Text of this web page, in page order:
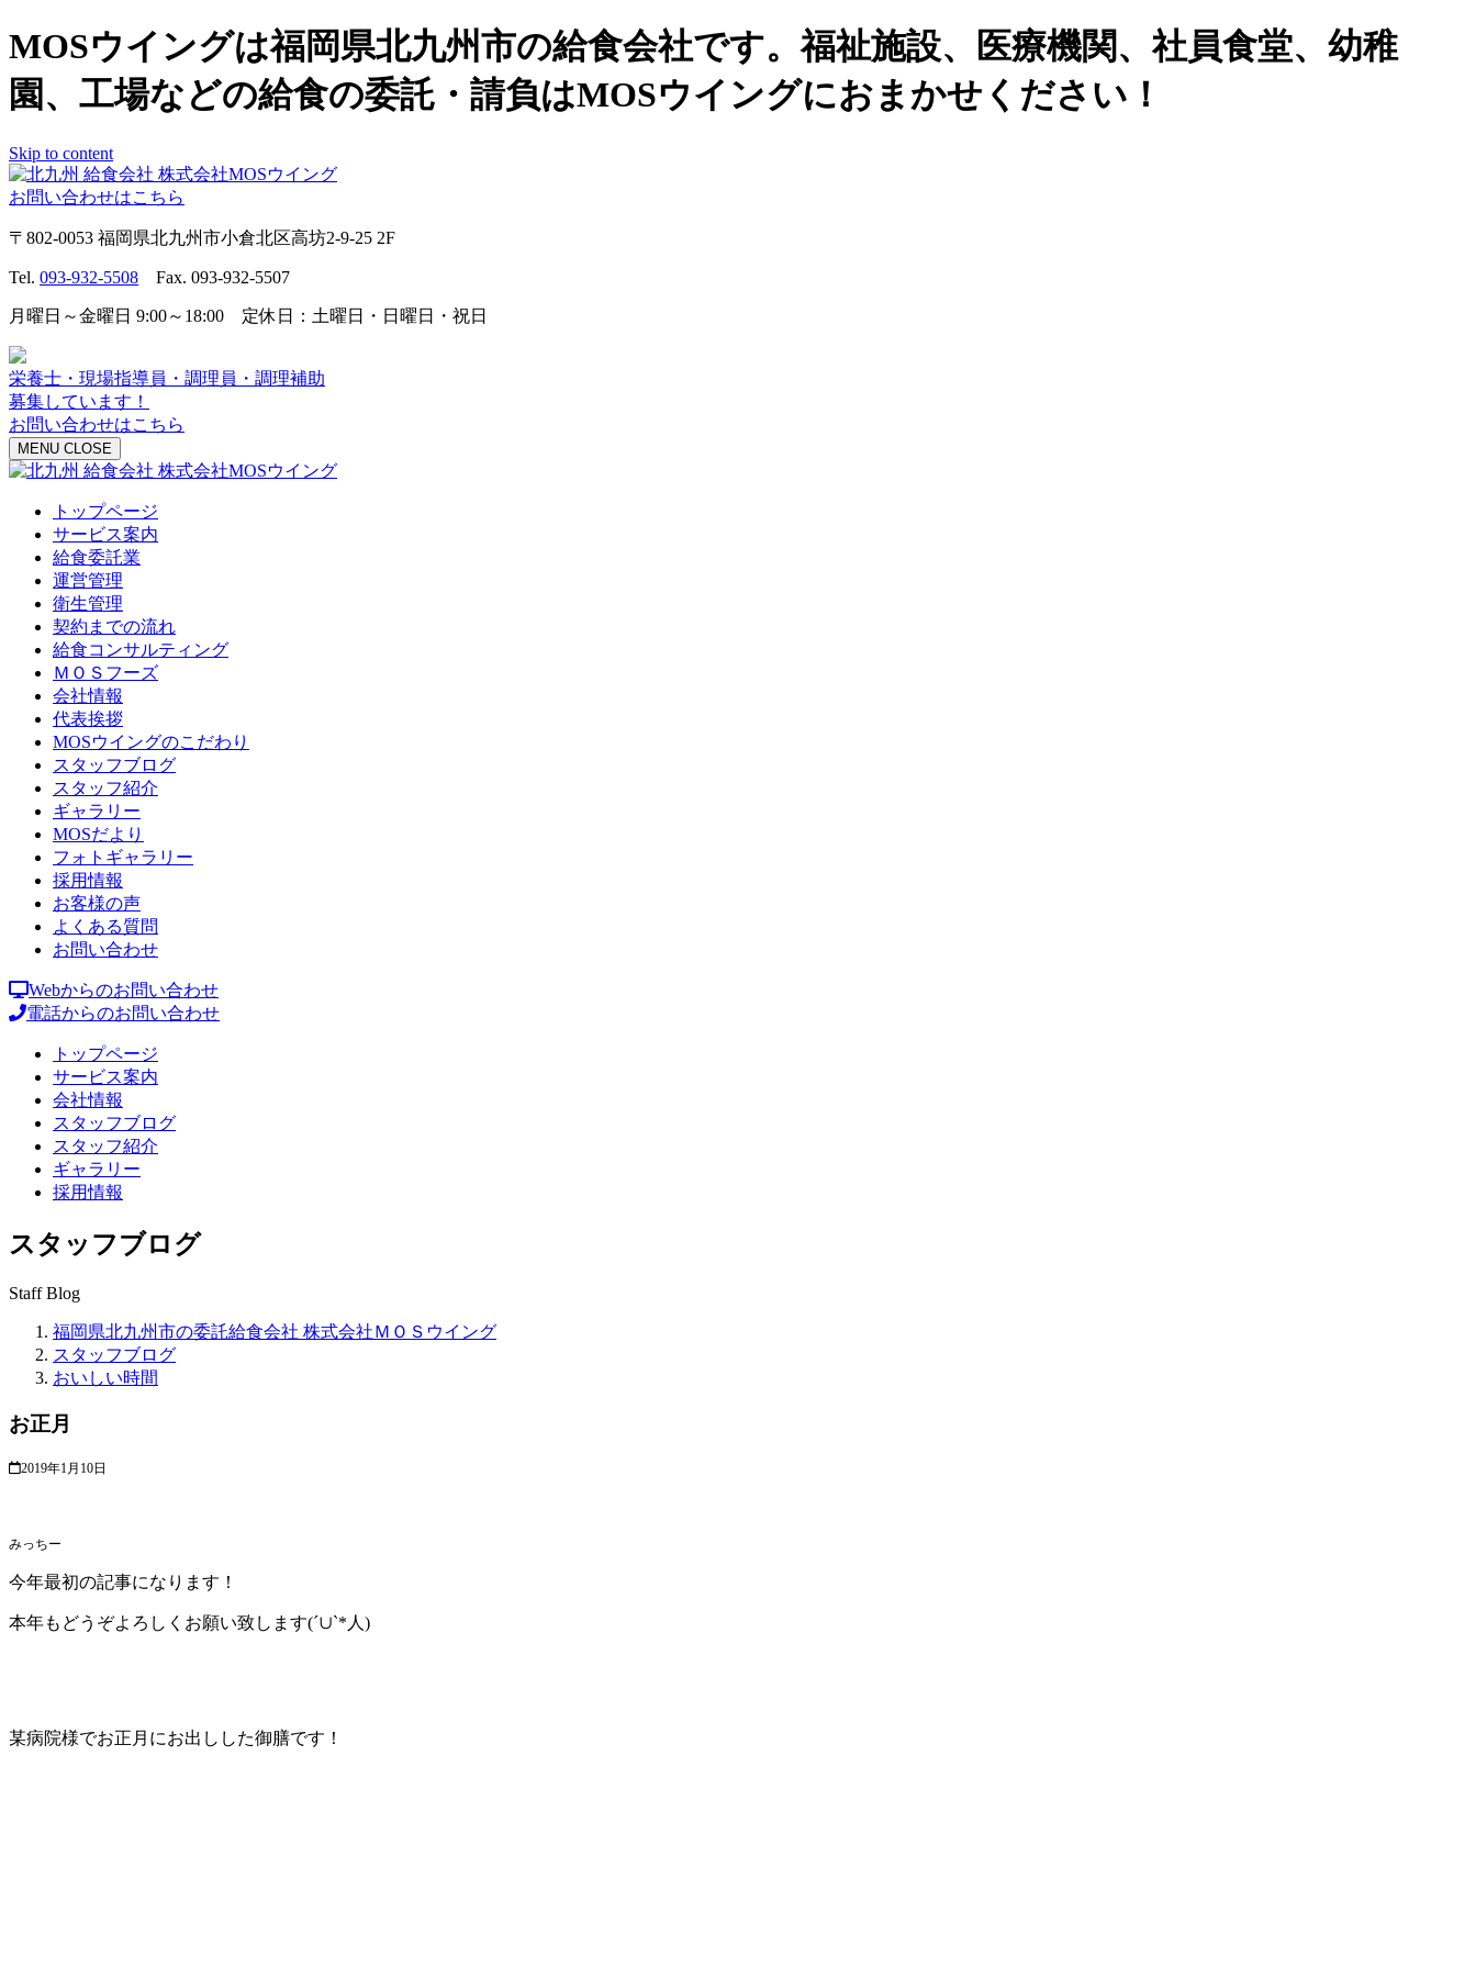
MOSウイングは福岡県北九州市の給食会社です。福祉施設、医療機関、社員食堂、幼稚
園、工場などの給食の委託・請負はMOSウイングにおまかせください！
Skip to content
お問い合わせはこちら
〒802-0053 福岡県北九州市小倉北区高坊2-9-25 2F
Tel. 093-932-5508 Fax. 093-932-5507
月曜日～金曜日 9:00～18:00 定休日：土曜日・日曜日・祝日
栄養士・現場指導員・調理員・調理補助
募集しています！
お問い合わせはこちら
MENU CLOSE
トップページ
サービス案内
給食委託業
運営管理
衛生管理
契約までの流れ
給食コンサルティング
ＭＯＳフーズ
会社情報
代表挨拶
MOSウイングのこだわり
スタッフブログ
スタッフ紹介
ギャラリー
MOSだより
フォトギャラリー
採用情報
お客様の声
よくある質問
お問い合わせ
Webからのお問い合わせ
電話からのお問い合わせ
トップページ
サービス案内
会社情報
スタッフブログ
スタッフ紹介
ギャラリー
採用情報
スタッフブログ
Staff Blog
福岡県北九州市の委託給食会社 株式会社ＭＯＳウイング
スタッフブログ
おいしい時間
お正月
2019年1月10日
みっちー
今年最初の記事になります！
本年もどうぞよろしくお願い致します(´∪`*人)
某病院様でお正月にお出しした御膳です！